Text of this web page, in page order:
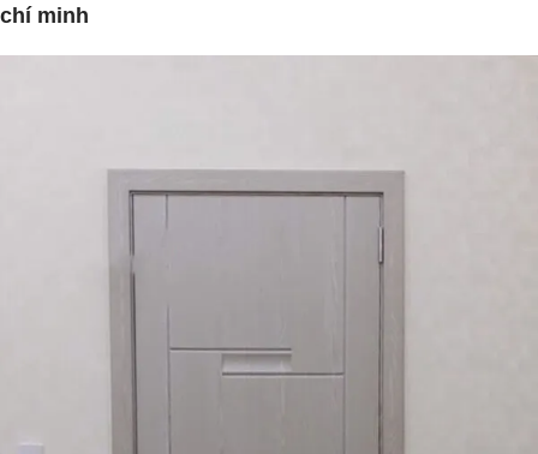
chí minh